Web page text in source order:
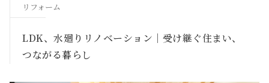
リフォーム
LDK、水廻りリノベーション｜受け継ぐ住まい、
つながる暮らし